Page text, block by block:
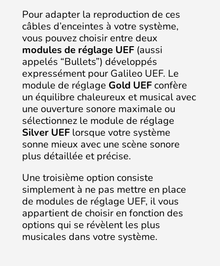
Pour adapter la reproduction de ces
câbles d’enceintes à votre système,
vous pouvez choisir entre deux
modules de réglage UEF (aussi
appelés “Bullets”) développés
expressément pour Galileo UEF. Le
module de réglage Gold UEF confère
un équilibre chaleureux et musical avec
une ouverture sonore maximale ou
sélectionnez le module de réglage
Silver UEF lorsque votre système
sonne mieux avec une scène sonore
plus détaillée et précise.
Une troisième option consiste
simplement à ne pas mettre en place
de modules de réglage UEF, il vous
appartient de choisir en fonction des
options qui se révèlent les plus
musicales dans votre système.